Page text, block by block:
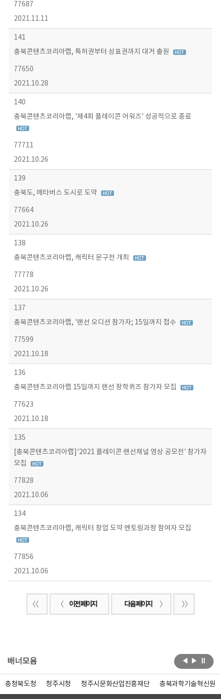
77687
2021.11.11
141
충북콘텐츠코리아랩, 특허권부터 상표권까지 대거 출원
77650
2021.10.28
140
충북콘텐츠코리아랩, '제4회 플레이콘 어워즈' 성공적으로 종료
77711
2021.10.26
139
충북도, 메타버스 도시로 도약
77664
2021.10.26
138
충북콘텐츠코리아랩, 캐릭터 문구전 개최
77778
2021.10.26
137
충북콘텐츠코리아랩, '랜선 오디션 참가자; 15일까지 접수
77599
2021.10.18
136
충북콘텐츠코리아랩 15일까지 랜선 장학퀴즈 참가자 모집
77623
2021.10.18
135
[충북콘텐츠코리아랩]'2021 플레이콘 랜선채널 영상 공모전' 참가자
모집
77828
2021.10.06
134
충북콘텐츠코리아랩, 캐릭터 창업 도약 멘토링과정 참여자 모집
77856
2021.10.06
이전 페이지 다음 페이지
배너모음
충청북도청 청주시청 청주시문화산업진흥재단 충북과학기술혁신원